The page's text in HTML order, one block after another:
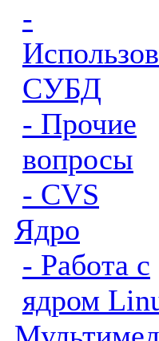
-
СУБД
- Прочие
вопросы
- CVS
Ядро
- Работа с
ядром